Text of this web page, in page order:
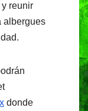
reunir
albergues
donde